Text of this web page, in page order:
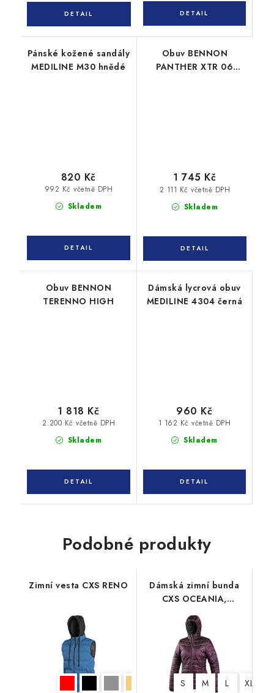
Pánské kožené sandály
MEDILINE M30 hnědé
Skladem
992 Kč včetně DPH
820 Kč
Obuv BENNON
PANTHER XTR 06
Skladem
2 111 Kč včetně DPH
1 745 Kč
Obuv BENNON
TERENNO HIGH
Skladem
2 200 Kč včetně DPH
1 818 Kč
Dámská lycrová obuv
MEDILINE 4304 černá
Skladem
1 162 Kč včetně DPH
960 Kč
Podobné produkty
Zimní vesta CXS RENO
Dámská zimní bunda
CXS OCEANIA,
oboustranná, fialovo -
černá
S M L XL